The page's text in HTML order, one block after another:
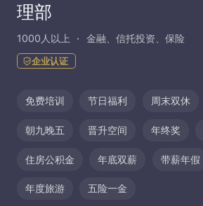
理部
1000人以上 金融、信托投资、保险
企业认证
免费培训 节日福利 周末双休
朝九晚五 晋升空间 年终奖
住房公积金 年底双薪 带薪年假
年度旅游 五险一金